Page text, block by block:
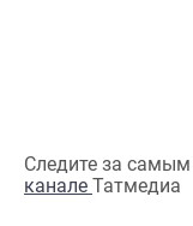
Следите за
канале Татмедиа